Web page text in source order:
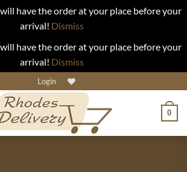
have the order at your place before your
arrival! Dismiss
have the order at your place before your
arrival! Dismiss
Login
0